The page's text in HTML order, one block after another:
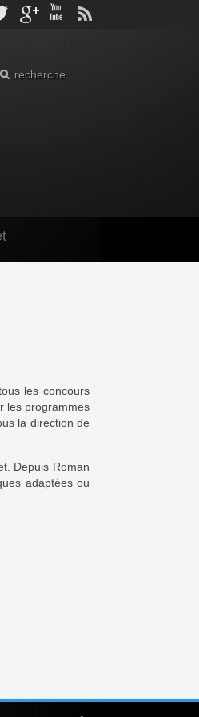
TwittergplusYoutube
les concours
les programmes
la direction de
Depuis Roman
adaptées ou